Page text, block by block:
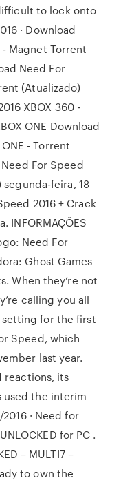
to lock onto
· Download
Magnet Torrent
Need For
(Atualizado)
XBOX 360 -
ONE Download
- Torrent
For Speed
segunda-feira, 18
2016 + Crack
INFORMAÇÕES
Need For
Ghost Games
When they’re not
calling you all
setting for the first
Speed, which
last year.
reactions, its
used the interim
· Need for
for PC .
– MULTI7 –
to own the